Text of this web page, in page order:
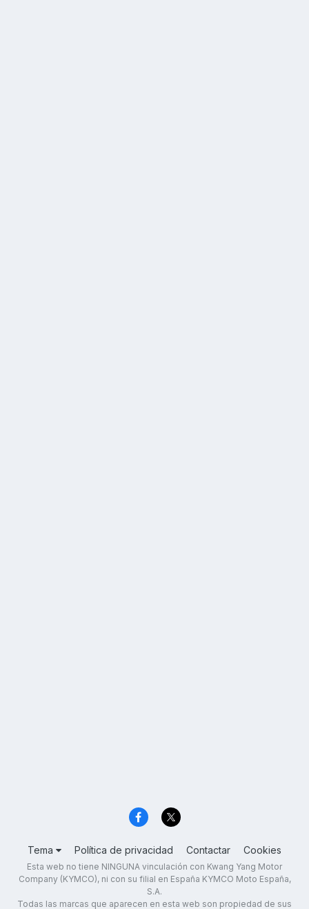
Tema Política de privacidad Contactar Cookies
Esta web no tiene NINGUNA vinculación con Kwang Yang Motor
Company (KYMCO), ni con su filial en España KYMCO Moto España,
S.A.
Todas las marcas que aparecen en esta web son propiedad de sus